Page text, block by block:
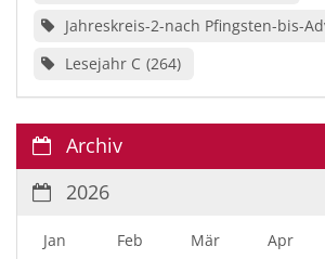
Jahreskreis-2-nach Pfingsten-bis-
Lesejahr C 264
Archiv
2026
Jan Feb Mär Apr